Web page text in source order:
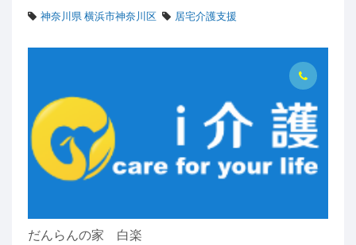
神奈川県 横浜市神奈川区
居宅介護支援
だんらんの家 白楽